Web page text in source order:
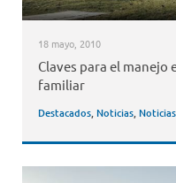
18 mayo, 2010
Claves para el manejo
familiar
Destacados, Noticias,